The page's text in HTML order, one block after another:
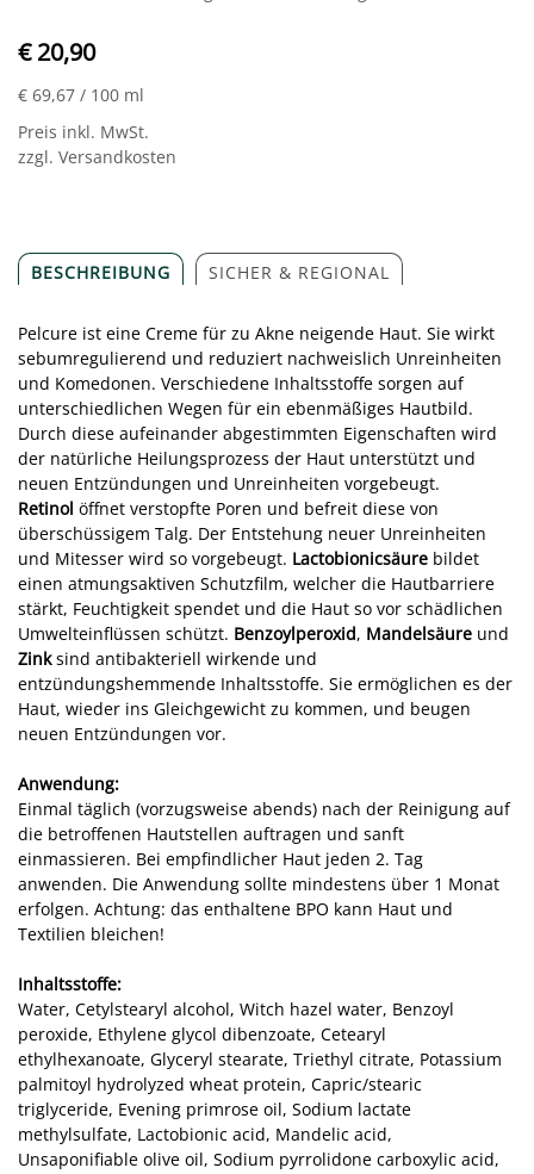
€ 20,90
€ 69,67 / 100 ml
Preis inkl. MwSt.
zzgl. Versandkosten
BESCHREIBUNG SICHER & REGIONAL
Pelcure ist eine Creme für zu Akne neigende Haut. Sie wirkt
sebumregulierend und reduziert nachweislich Unreinheiten
und Komedonen. Verschiedene Inhaltsstoffe sorgen auf
unterschiedlichen Wegen für ein ebenmäßiges Hautbild.
Durch diese aufeinander abgestimmten Eigenschaften wird
der natürliche Heilungsprozess der Haut unterstützt und
neuen Entzündungen und Unreinheiten vorgebeugt.
Retinol öffnet verstopfte Poren und befreit diese von
überschüssigem Talg. Der Entstehung neuer Unreinheiten
und Mitesser wird so vorgebeugt. Lactobionicsäure bildet
einen atmungsaktiven Schutzfilm, welcher die Hautbarriere
stärkt, Feuchtigkeit spendet und die Haut so vor schädlichen
Umwelteinflüssen schützt. Benzoylperoxid, Mandelsäure und
Zinksind antibakteriell wirkende und
entzündungshemmende Inhaltsstoffe. Sie ermöglichen es der
Haut, wieder ins Gleichgewicht zu kommen, und beugen
neuen Entzündungen vor.
Anwendung:
Einmal täglich (vorzugsweise abends) nach der Reinigung auf
die betroffenen Hautstellen auftragen und sanft
einmassieren. Bei empfindlicher Haut jeden 2. Tag
anwenden. Die Anwendung sollte mindestens über 1 Monat
erfolgen. Achtung: das enthaltene BPO kann Haut und
Textilien bleichen!
Inhaltsstoffe:
Water, Cetylstearyl alcohol, Witch hazel water, Benzoyl
peroxide, Ethylene glycol dibenzoate, Cetearyl
ethylhexanoate, Glyceryl stearate, Triethyl citrate, Potassium
palmitoyl hydrolyzed wheat protein, Capric/stearic
triglyceride, Evening primrose oil, Sodium lactate
methylsulfate, Lactobionic acid, Mandelic acid,
Unsaponifiable olive oil, Sodium pyrrolidone carboxylic acid,